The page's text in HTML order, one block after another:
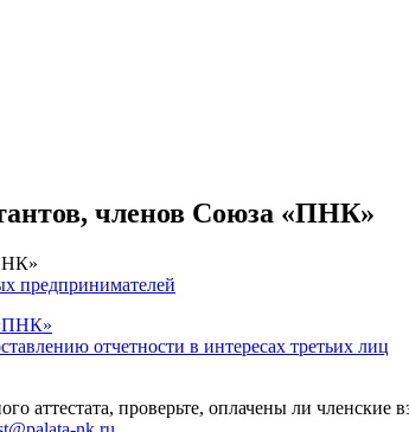
членов Союза «ПНК»
предпринимателей
отчетности в интересах третьих лиц
аттестата, проверьте, оплачены ли членские